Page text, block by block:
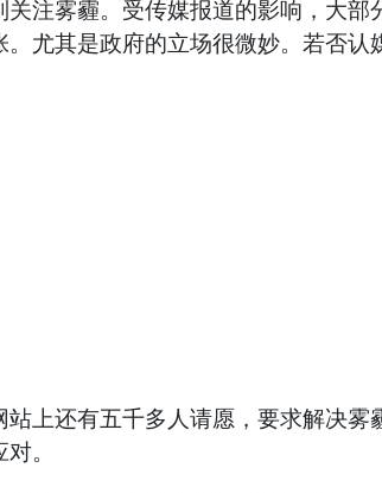
注雾霾。受传媒报道的影响，大
尤其是政府的立场很微妙。若否认
站上还有五千多人请愿，要求解决
。